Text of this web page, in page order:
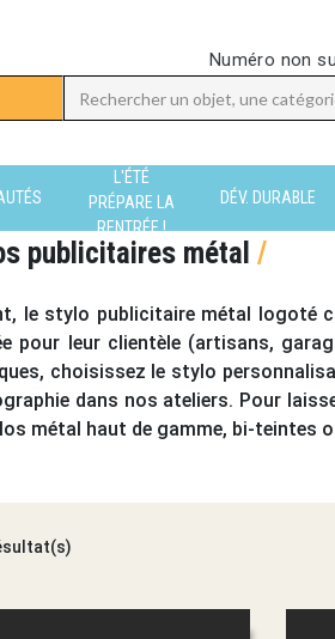
Numéro non
L'ÉTÉ
PRÉPARE LA
RENTRÉE !
DÉV. DURABLE
publicitaires métal /
le stylo publicitaire métal logoté
pour leur clientèle (artisans,
choisissez le stylo
dans nos ateliers. Pour
métal haut de gamme, bi-teintes